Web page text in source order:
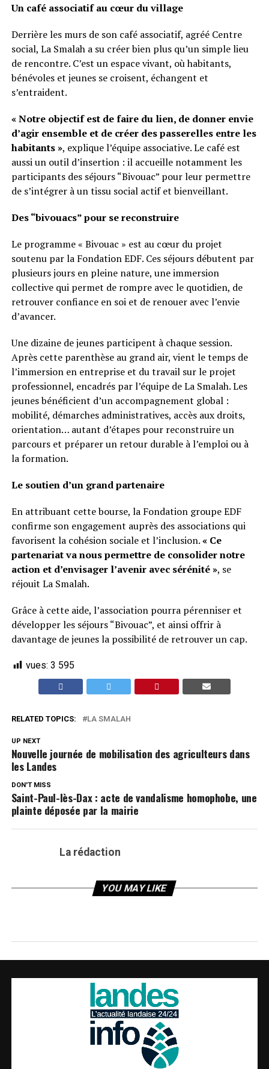
Un café associatif au cœur du village
Derrière les murs de son café associatif, agréé Centre
social, La Smalah a su créer bien plus qu’un simple lieu
de rencontre. C’est un espace vivant, où habitants,
bénévoles et jeunes se croisent, échangent et
s’entraident.
« Notre objectif est de faire du lien, de donner envie
d’agir ensemble et de créer des passerelles entre les
habitants », explique l’équipe associative. Le café est
aussi un outil d’insertion : il accueille notamment les
participants des séjours “Bivouac” pour leur permettre
de s’intégrer à un tissu social actif et bienveillant.
Des “bivouacs” pour se reconstruire
Le programme « Bivouac » est au cœur du projet
soutenu par la Fondation EDF. Ces séjours débutent par
plusieurs jours en pleine nature, une immersion
collective qui permet de rompre avec le quotidien, de
retrouver confiance en soi et de renouer avec l’envie
d’avancer.
Une dizaine de jeunes participent à chaque session.
Après cette parenthèse au grand air, vient le temps de
l’immersion en entreprise et du travail sur le projet
professionnel, encadrés par l’équipe de La Smalah. Les
jeunes bénéficient d’un accompagnement global :
mobilité, démarches administratives, accès aux droits,
orientation… autant d’étapes pour reconstruire un
parcours et préparer un retour durable à l’emploi ou à
la formation.
Le soutien d’un grand partenaire
En attribuant cette bourse, la Fondation groupe EDF
confirme son engagement auprès des associations qui
favorisent la cohésion sociale et l’inclusion.« Ce
partenariat va nous permettre de consolider notre
action et d’envisager l’avenir avec sérénité », se
réjouit La Smalah.
Grâce à cette aide, l’association pourra pérenniser et
développer les séjours “Bivouac”, et ainsi offrir à
davantage de jeunes la possibilité de retrouver un cap.
vues: 3 595
RELATED TOPICS: LA SMALAH
UP NEXT
Nouvelle journée de mobilisation des agriculteurs dans
les Landes
DON'T MISS
Saint-Paul-lès-Dax : acte de vandalisme homophobe, une
plainte déposée par la mairie
La rédaction
YOU MAY LIKE